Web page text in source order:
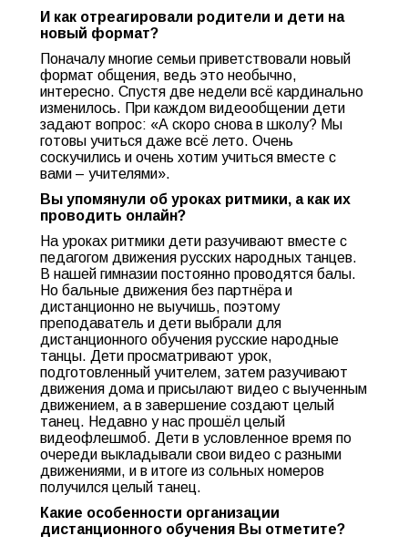
И как отреагировали родители и дети на
новый формат?
Поначалу многие семьи приветствовали новый
формат общения, ведь это необычно,
интересно. Спустя две недели всё кардинально
изменилось. При каждом видеообщении дети
задают вопрос: «А скоро снова в школу? Мы
готовы учиться даже всё лето. Очень
соскучились и очень хотим учиться вместе с
вами – учителями».
Вы упомянули об уроках ритмики, а как их
проводить онлайн?
На уроках ритмики дети разучивают вместе с
педагогом движения русских народных танцев.
В нашей гимназии постоянно проводятся балы.
Но бальные движения без партнёра и
дистанционно не выучишь, поэтому
преподаватель и дети выбрали для
дистанционного обучения русские народные
танцы. Дети просматривают урок,
подготовленный учителем, затем разучивают
движения дома и присылают видео с выученным
движением, а в завершение создают целый
танец. Недавно у нас прошёл целый
видеофлешмоб. Дети в условленное время по
очереди выкладывали свои видео с разными
движениями, и в итоге из сольных номеров
получился целый танец.
Какие особенности организации
дистанционного обучения Вы отметите?